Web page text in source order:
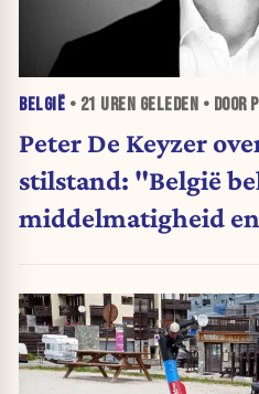
BELGIË • 21 UREN GELEDEN • DOOR
Peter De Keyzer
stilstand: "België
middelmatigheid